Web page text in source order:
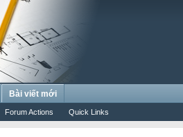
Forum Actions Quick Links
Bài viết mới